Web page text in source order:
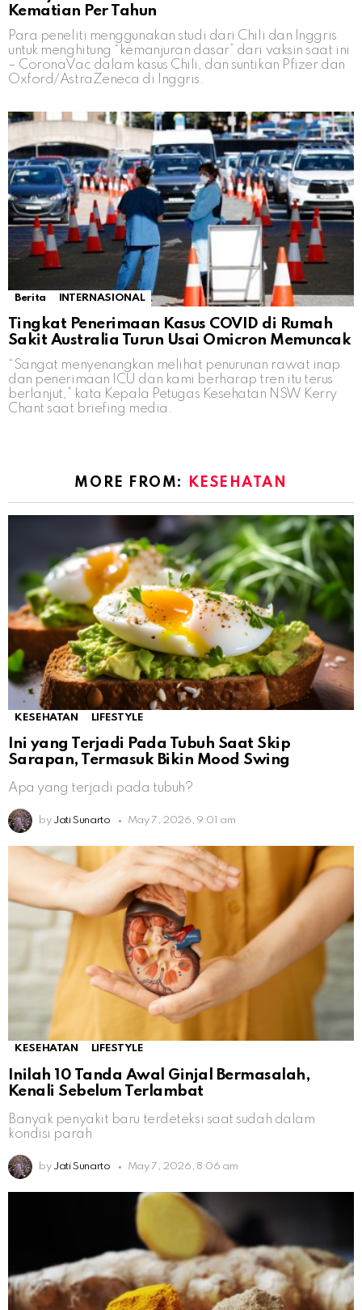
Kematian Per Tahun
Para peneliti menggunakan studi dari Chili dan Inggris
untuk menghitung “kemanjuran dasar” dari vaksin saat ini
– CoronaVac dalam kasus Chili, dan suntikan Pfizer dan
Oxford/AstraZeneca di Inggris.
Berita INTERNASIONAL
Tingkat Penerimaan Kasus COVID di Rumah
Sakit Australia Turun Usai Omicron Memuncak
“Sangat menyenangkan melihat penurunan rawat inap
dan penerimaan ICU dan kami berharap tren itu terus
berlanjut,” kata Kepala Petugas Kesehatan NSW Kerry
Chant saat briefing media.
MORE FROM: KESEHATAN
KESEHATAN LIFESTYLE
Ini yang Terjadi Pada Tubuh Saat Skip
Sarapan, Termasuk Bikin Mood Swing
Apa yang terjadi pada tubuh?
by Jati Sunarto May 7, 2026, 9:01 am
KESEHATAN LIFESTYLE
Inilah 10 Tanda Awal Ginjal Bermasalah,
Kenali Sebelum Terlambat
Banyak penyakit baru terdeteksi saat sudah dalam
kondisi parah
by Jati Sunarto May 7, 2026, 8:06 am